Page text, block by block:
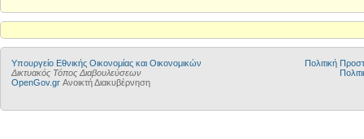
Υπουργείο Εθνικής Οικονομίας και Οικονομικών
Δικτυακός Τόπος Διαβουλεύσεων
OpenGov.gr Ανοικτή Διακυβέρνηση
Πολιτική